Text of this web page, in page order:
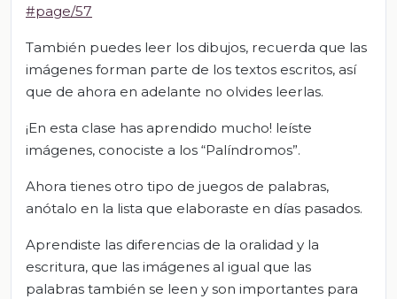
#page/57
También puedes leer los dibujos, recuerda que las
imágenes forman parte de los textos escritos, así
que de ahora en adelante no olvides leerlas.
¡En esta clase has aprendido mucho! leíste
imágenes, conociste a los “Palíndromos”.
Ahora tienes otro tipo de juegos de palabras,
anótalo en la lista que elaboraste en días pasados.
Aprendiste las diferencias de la oralidad y la
escritura, que las imágenes al igual que las
palabras también se leen y son importantes para